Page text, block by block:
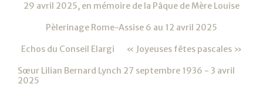
29 avril 2025, en mémoire de la Pâque de Mère Louise
Pèlerinage Rome-Assise 6 au 12 avril 2025
Echos du Conseil Elargi « Joyeuses fêtes pascales »
Sœur Lilian Bernard Lynch 27 septembre 1936 - 3 avril
2025